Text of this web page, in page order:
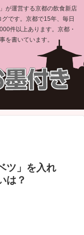
が運営する京都の飲食新店
です。京都で15年、毎日
件以上あります。京都・
を書いています。
ツ」を入れ
は？